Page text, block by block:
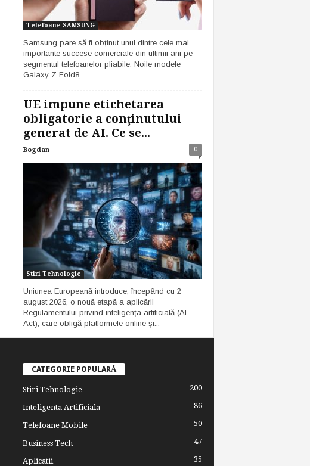
Telefoane SAMSUNG
Samsung pare să fi obținut unul dintre cele mai
importante succese comerciale din ultimii ani pe
segmentul telefoanelor pliabile. Noile modele
Galaxy Z Fold8,...
UE impune etichetarea
obligatorie a conținutului
generat de AI. Ce se...
Bogdan 0
Stiri Tehnologie
Uniunea Europeană introduce, începând cu 2
august 2026, o nouă etapă a aplicării
Regulamentului privind inteligența artificială (AI
Act), care obligă platformele online și...
CATEGORIE POPULARĂ
Stiri Tehnologie 200
Inteligenta Artificiala 86
Telefoane Mobile 50
Business Tech 47
Aplicatii 35